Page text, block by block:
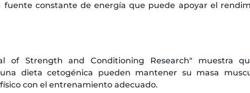
fuente constante de energía que puede apoyar el
of Strength and Conditioning Research" muestra
dieta cetogénica pueden mantener su masa
con el entrenamiento adecuado.